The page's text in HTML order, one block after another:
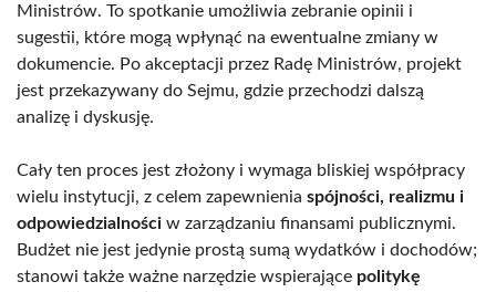
Ministrów. To spotkanie umożliwia zebranie opinii i
sugestii, które mogą wpłynąć na ewentualne zmiany w
dokumencie. Po akceptacji przez Radę Ministrów, projekt
jest przekazywany do Sejmu, gdzie przechodzi dalszą
analizę i dyskusję.
Cały ten proces jest złożony i wymaga bliskiej współpracy
wielu instytucji, z celem zapewnienia spójności, realizmu i
odpowiedzialności w zarządzaniu finansami publicznymi.
Budżet nie jest jedynie prostą sumą wydatków i dochodów;
stanowi także ważne narzędzie wspierające politykę